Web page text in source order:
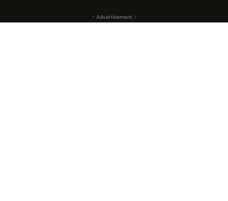
- Advertisement -